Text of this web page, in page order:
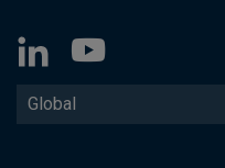
Global